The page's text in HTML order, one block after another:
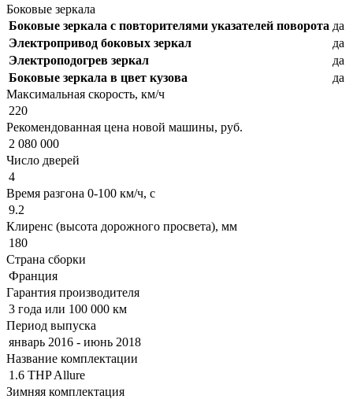
Боковые зеркала
Боковые зеркала с повторителями указателей поворота да
Электропривод боковых зеркал
да
Электроподогрев зеркал
да
Боковые зеркала в цвет кузова
да
Максимальная скорость, км/ч
220
Рекомендованная цена новой машины, руб.
2 080 000
Число дверей
4
Время разгона 0-100 км/ч, с
9.2
Клиренс (высота дорожного просвета), мм
180
Страна сборки
Франция
Гарантия производителя
3 года или 100 000 км
Период выпуска
январь 2016 - июнь 2018
Название комплектации
1.6 THP Allure
Зимняя комплектация